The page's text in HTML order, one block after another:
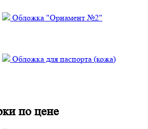
Обложка "Орнамент №2"
Обложка для паспорта (кожа)
по цене